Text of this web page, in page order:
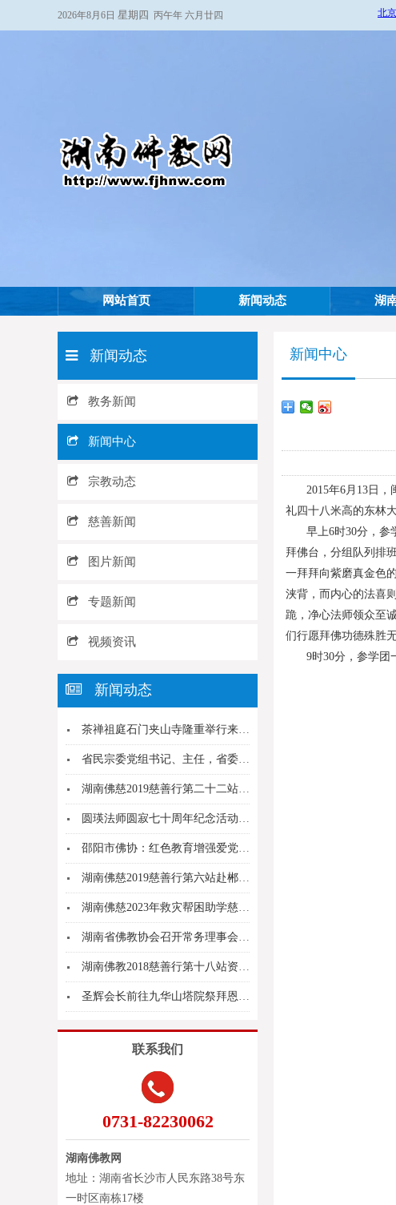
2026年8月6日 星期四 丙午年 六月廿四
网站首页 新闻动态 湖
新闻动态
教务新闻
新闻中心
宗教动态
慈善新闻
图片新闻
专题新闻
视频资讯
新闻动态
茶禅祖庭石门夹山寺隆重举行来见法师荣膺方丈升座...
省民宗委党组书记、主任，省委统战部副部长（兼）...
湖南佛慈2019慈善行第二十二站支持永州市双牌...
圆瑛法师圆寂七十周年纪念活动暨圆瑛法师爱国爱教...
邵阳市佛协：红色教育增强爱党爱国爱教意识
湖南佛慈2019慈善行第六站赴郴州临武县南强镇...
湖南佛慈2023年救灾帮困助学慈善行第六站湖南...
湖南省佛教协会召开常务理事会传达学习“两会”精...
湖南佛教2018慈善行第十八站资助张家界天门山...
圣辉会长前往九华山塔院祭拜恩师仁德长老、并应邀...
联系我们
0731-82230062
湖南佛教网
地址：湖南省长沙市人民东路38号东
一时区南栋17楼
新闻中心
2015年6月13日
礼四十八米高的东林
早上6时30分，参
拜佛台，分组队列排
一拜拜向紫磨真金色
浃背，而内心的法喜
跪，净心法师领众至
们行愿拜佛功德殊胜无
9时30分，参学团